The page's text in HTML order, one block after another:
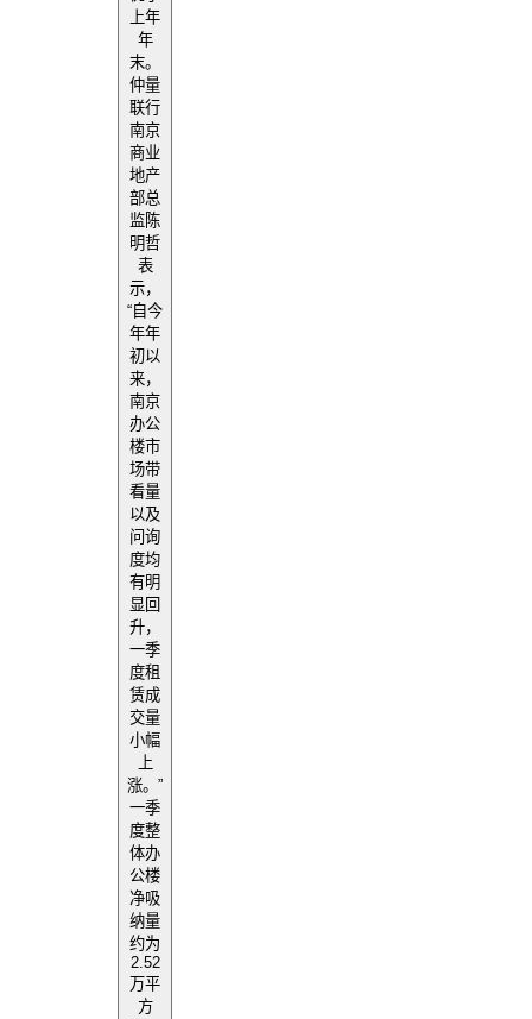
上年
年
末。
仲量
联行
南京
商业
地产
部总
监陈
明哲
表
示，
“自今
年年
初以
来，
南京
办公
楼市
场带
看量
以及
问询
度均
有明
显回
升，
一季
度租
赁成
交量
小幅
上
涨。”
一季
度整
体办
公楼
净吸
纳量
约为
2.52
万平
方